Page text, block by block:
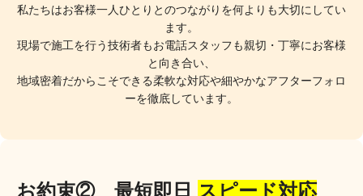
私たちはお客様一人ひとりとのつながりを何よりも大切にしてい
ます。
現場で施工を行う技術者もお電話スタッフも親切・丁寧にお客様
と向き合い、
地域密着だからこそできる柔軟な対応や細やかなアフターフォロ
ーを徹底しています。
お約束② 最短即日 スピード対応